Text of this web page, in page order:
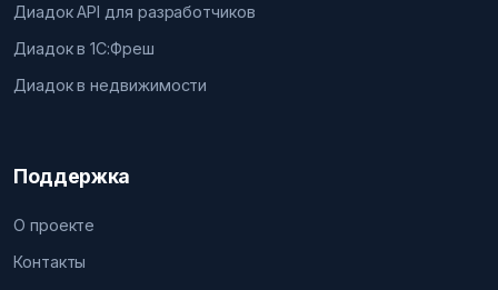
Диадок API для разработчиков
Диадок в 1С:Фреш
Диадок в недвижимости
Поддержка
О проекте
Контакты